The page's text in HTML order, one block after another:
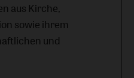
aus Kirche,
sowie ihrem
und